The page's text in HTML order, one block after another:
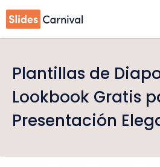
Plantillas de
Lookbook Gratis
Presentación